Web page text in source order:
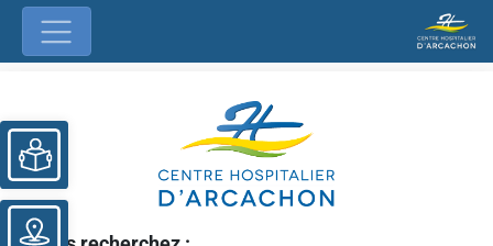
Ouvrir la barre d’outils